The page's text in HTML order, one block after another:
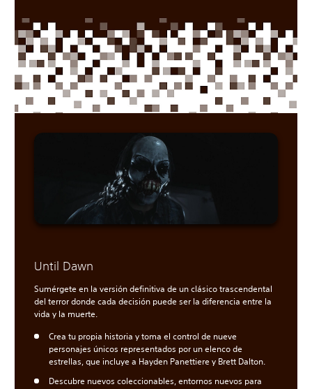
Until Dawn
Sumérgete en la versión definitiva de un clásico trascendental
del terror donde cada decisión puede ser la diferencia entre la
vida y la muerte.
Crea tu propia historia y toma el control de nueve
personajes únicos representados por un elenco de
estrellas, que incluye a Hayden Panettiere y Brett Dalton.
Descubre nuevos coleccionables, entornos nuevos para